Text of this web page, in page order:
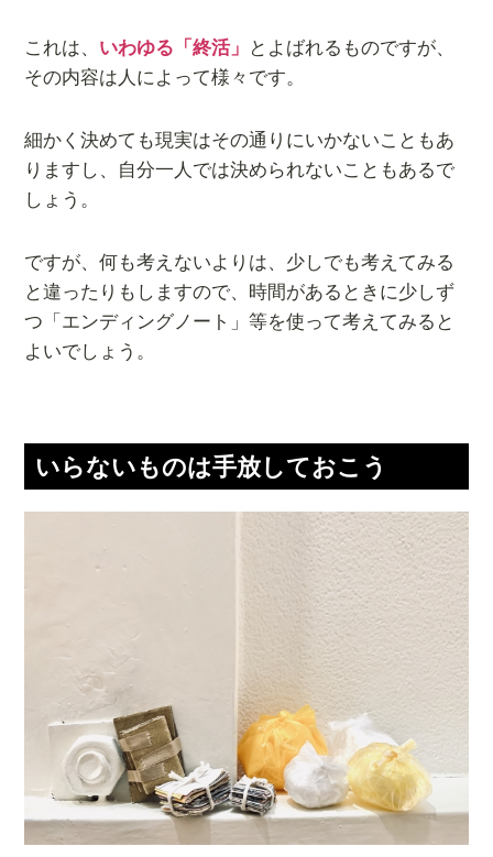
これは、 いわゆる「終活」
とよばれるものですが、
その内容は人によって様々です。
細かく決めても現実はその通りにいかないこともあ
りますし、自分一人では決められないこともあるで
しょう。
ですが、何も考えないよりは、少しでも考えてみる
と違ったりもしますので、時間があるときに少しず
つ「エンディングノート」等を使って考えてみると
よいでしょう。
いらないものは手放しておこう